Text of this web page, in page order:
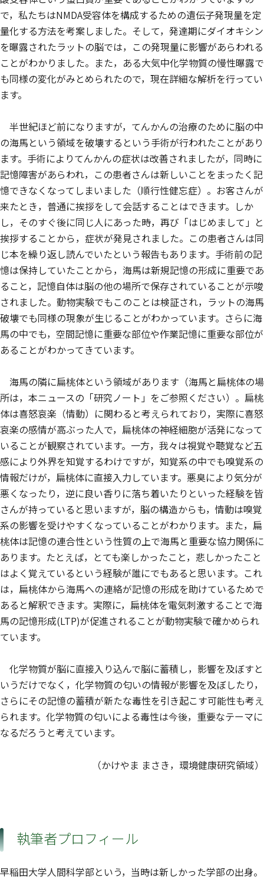
で，私たちはNMDA受容体を構成するための遺伝子発現量を定
量化する方法を考案しました。そして，発達期にダイオキシン
を曝露されたラットの脳では，この発現量に影響があらわれる
ことがわかりました。また，ある大気中化学物質の慢性曝露で
も同様の変化がみとめられたので，現在詳細な解析を行ってい
ます。
半世紀ほど前になりますが，てんかんの治療のために脳の中
の海馬という領域を破壊するという手術が行われたことがあり
ます。手術によりてんかんの症状は改善されましたが，同時に
記憶障害があらわれ，この患者さんは新しいことをまったく記
憶できなくなってしまいました（順行性健忘症）。お客さんが
来たとき，普通に挨拶をして会話することはできます。しか
し，そのすぐ後に同じ人にあった時，再び「はじめまして」と
挨拶することから，症状が発見されました。この患者さんは同
じ本を繰り返し読んでいたという報告もあります。手術前の記
憶は保持していたことから，海馬は新規記憶の形成に重要であ
ること，記憶自体は脳の他の場所で保存されていることが示唆
されました。動物実験でもこのことは検証され，ラットの海馬
破壊でも同様の現象が生じることがわかっています。さらに海
馬の中でも，空間記憶に重要な部位や作業記憶に重要な部位が
あることがわかってきています。
海馬の隣に扁桃体という領域があります（海馬と扁桃体の場
所は，本ニュースの「研究ノート」をご参照ください）。扁桃
体は喜怒哀楽（情動）に関わると考えられており，実際に喜怒
哀楽の感情が高ぶった人で，扁桃体の神経細胞が活発になって
いることが観察されています。一方，我々は視覚や聴覚など五
感により外界を知覚するわけですが，知覚系の中でも嗅覚系の
情報だけが，扁桃体に直接入力しています。悪臭により気分が
悪くなったり，逆に良い香りに落ち着いたりといった経験を皆
さんが持っていると思いますが，脳の構造からも，情動は嗅覚
系の影響を受けやすくなっていることがわかります。また，扁
桃体は記憶の連合性という性質の上で海馬と重要な協力関係に
あります。たとえば，とても楽しかったこと，悲しかったこと
はよく覚えているという経験が誰にでもあると思います。これ
は，扁桃体から海馬への連絡が記憶の形成を助けているためで
あると解釈できます。実際に，扁桃体を電気刺激することで海
馬の記憶形成(LTP)が促進されることが動物実験で確かめられ
ています。
化学物質が脳に直接入り込んで脳に蓄積し，影響を及ぼすと
いうだけでなく，化学物質の匂いの情報が影響を及ぼしたり，
さらにその記憶の蓄積が新たな毒性を引き起こす可能性も考え
られます。化学物質の匂いによる毒性は今後，重要なテーマに
なるだろうと考えています。
（かけやま まさき，環境健康研究領域）
執筆者プロフィール
早稲田大学人間科学部という，当時は新しかった学部の出身。